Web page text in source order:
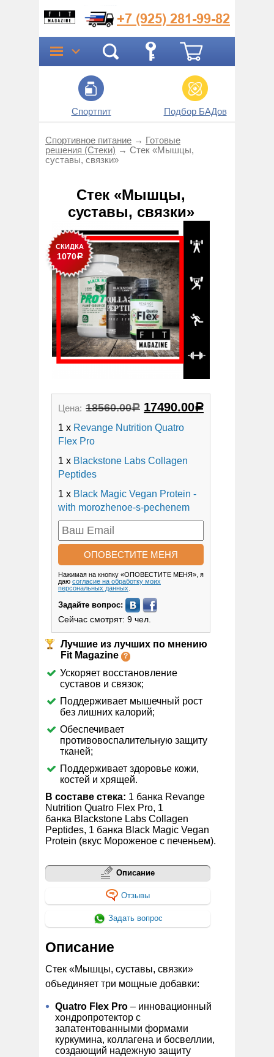
+7 (925) 281-99-82
Спортпит Подбор БАДов
Спортивное питание → Готовые
решения (Стеки) → Стек «Мышцы,
суставы, связки»
Стек «Мышцы,
суставы, связки»
СКИДКА
1070Р
Цена: 18560.00Р 17490.00Р
1 x Revange Nutrition Quatro
Flex Pro
1 x Blackstone Labs Collagen
Peptides
1 x Black Magic Vegan Protein -
with morozhenoe-s-pechenem
Нажимая на кнопку «ОПОВЕСТИТЕ МЕНЯ», я
даю согласие на обработку моих
персональных данных
Задайте вопрос:
Сейчас смотрят: 9 чел.
Лучшие из лучших по мнению
Fit Magazine
Ускоряет восстановление
суставов и связок;
Поддерживает мышечный рост
без лишних калорий;
Обеспечивает
противовоспалительную защиту
тканей;
Поддерживает здоровье кожи,
костей и хрящей.
В составе стека: 1 банка Revange
Nutrition Quatro Flex Pro, 1
банка Blackstone Labs Collagen
Peptides, 1 банка Black Magic Vegan
Protein (вкус Мороженое с печеньем).
Описание
Отзывы
Задать вопрос
Описание
Стек «Мышцы, суставы, связки»
объединяет три мощные добавки:
Quatro Flex Pro – инновационный
хондропротектор с
запатентованными формами
куркумина, коллагена и босвеллии,
создающий надежную защиту